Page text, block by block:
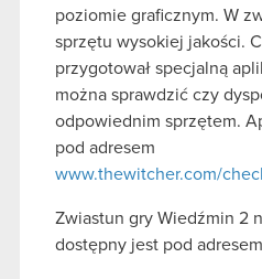
poziomie graficznym. W
sprzętu wysokiej jakości.
przygotował specjalną
można sprawdzić czy
odpowiednim sprzętem.
pod adresem
www.thewitcher.com/
Zwiastun gry Wiedźmin 2
dostępny jest pod